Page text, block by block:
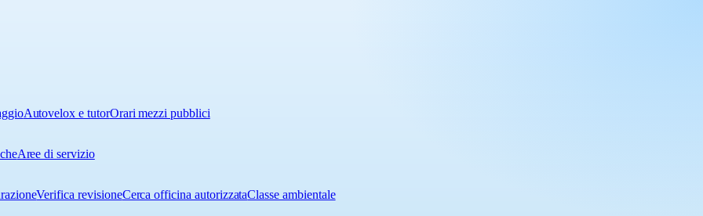
Autovelox e tutorOrari mezzi pubblici
Aree di servizio
Verifica revisioneCerca officina autorizzataClasse ambientale